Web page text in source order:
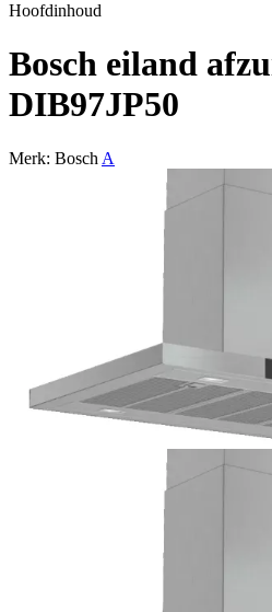
Hoofdinhoud
Bosch eiland
DIB97JP50
Merk: Bosch A